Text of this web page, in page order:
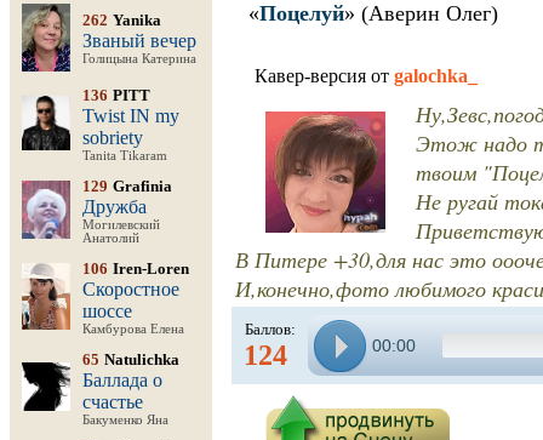
262 Yanika
Званый вечер
Голицына Катерина
136 PITT
Twist IN my
sobriety
Tanita Tikaram
129 Grafinia
Дружба
Могилевский
Анатолий
106 Iren-Loren
Скоростное
шоссе
Камбурова Елена
65 Natulichka
Баллада о
счастье
Бакуменко Яна
«Поцелуй» (Аверин Олег)
Кавер-версия от galochka_
Этож надо
твоим
Не ругай
В Питере +30,для нас это
И,конечно,фото любимого
Баллов:
124 00:00